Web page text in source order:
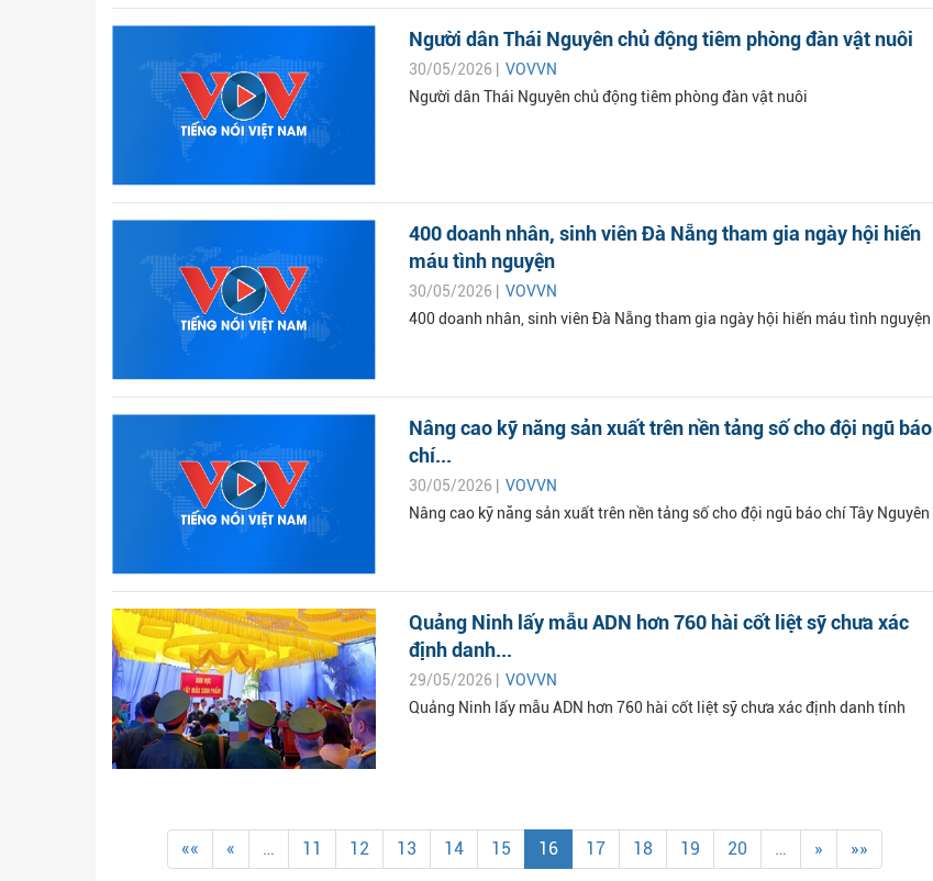
Người dân Thái Nguyên chủ động tiêm phòng đàn vật nuôi
30/05/2026 | VOVVN
Người dân Thái Nguyên chủ động tiêm phòng đàn vật nuôi
400 doanh nhân, sinh viên Đà Nẵng tham gia ngày hội hiến
máu tình nguyện
30/05/2026 | VOVVN
400 doanh nhân, sinh viên Đà Nẵng tham gia ngày hội hiến máu tình nguyện
Nâng cao kỹ năng sản xuất trên nền tảng số cho đội ngũ báo
chí...
30/05/2026 | VOVVN
Nâng cao kỹ năng sản xuất trên nền tảng số cho đội ngũ báo chí Tây Nguyên
Quảng Ninh lấy mẫu ADN hơn 760 hài cốt liệt sỹ chưa xác
định danh...
29/05/2026 | VOVVN
Quảng Ninh lấy mẫu ADN hơn 760 hài cốt liệt sỹ chưa xác định danh tính
«« « … 11 12 13 14 15 16 17 18 19 20 … » »»